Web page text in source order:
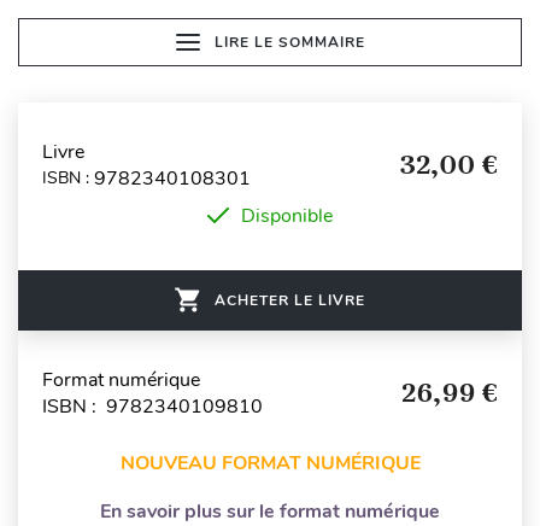
LIRE LE SOMMAIRE
Livre
ISBN : 9782340108301 32,00 €
Disponible
ACHETER LE LIVRE
Format numérique
ISBN : 9782340109810
26,99 €
NOUVEAU FORMAT NUMÉRIQUE
En savoir plus sur le format numérique